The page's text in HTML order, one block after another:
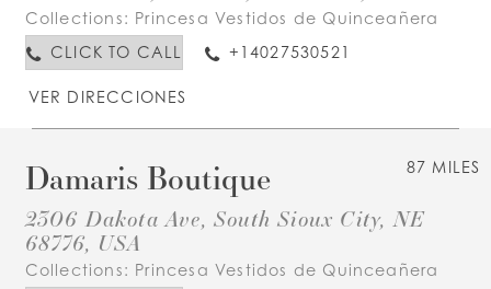
Collections: Princesa Vestidos de Quinceañera
CLICK TO CALL
+14027530521
VER DIRECCIONES
87 MILES
Damaris Boutique
2306 Dakota Ave, South Sioux City, NE
68776, USA
Collections: Princesa Vestidos de Quinceañera